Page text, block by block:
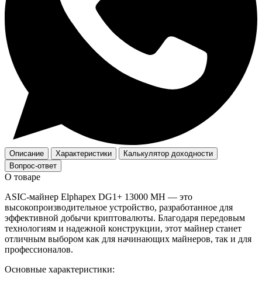
Описание Характеристики
Калькулятор доходности
Вопрос-ответ
О товаре
ASIC-майнер Elphapex DG1+ 13000 MH — это
высокопроизводительное устройство, разработанное для
эффективной добычи криптовалюты. Благодаря передовым
технологиям и надежной конструкции, этот майнер станет
отличным выбором как для начинающих майнеров, так и для
профессионалов.
Основные характеристики: